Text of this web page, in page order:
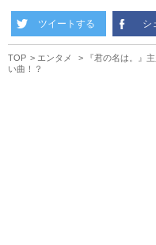
ツイートする シ
TOP エンタメ
『君の名は。』
い曲！？